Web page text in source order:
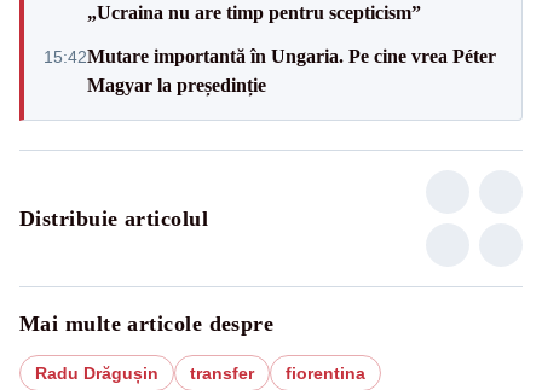
„Ucraina nu are timp pentru scepticism”
15:42Mutare importantă în Ungaria. Pe cine vrea Péter
Magyar la președinție
Distribuie articolul
Mai multe articole despre
Radu Drăgușin transfer fiorentina